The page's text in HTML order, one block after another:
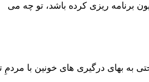
برنامه ریزی کرده باشد، تو چه می
به بهای درگیری های خونین با مردمِ